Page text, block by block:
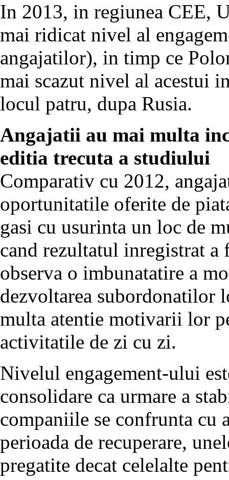
In 2013, in regiunea CEE,
mai ridicat nivel al
angajatilor), in timp ce
mai scazut nivel al acestui
locul patru, dupa Rusia.
Angajatii au mai multa
editia trecuta a studiului
Comparativ cu 2012,
oportunitatile oferite de
gasi cu usurinta un loc de
cand rezultatul inregistrat a
observa o imbunatatire a
dezvoltarea subordonatilor
multa atentie motivarii lor
activitatile de zi cu zi.
Nivelul engagement-ului
consolidare ca urmare a
companiile se confrunta cu
perioada de recuperare,
pregatite decat celelalte